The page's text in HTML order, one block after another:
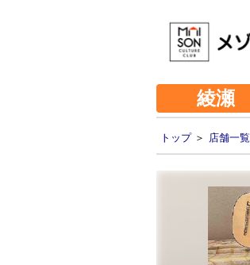
綾瀬
トップ＞ 店舗一覧